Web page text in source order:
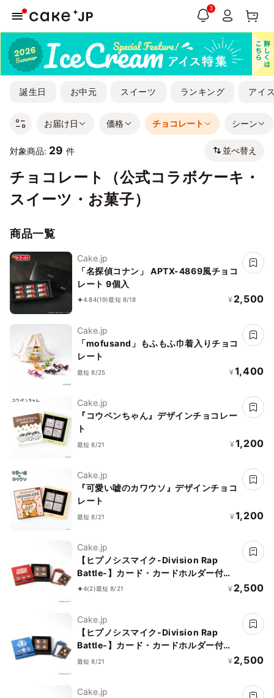
3
誕生日 お中元 スイーツ ランキング アイ
お届け日 価格 チョコレート シーン
対象商品: 29 件 並べ替え
チョコレート（公式コラボケーキ・
スイーツ・お菓子）
商品一覧
Cake.jp
「名探偵コナン」 APTX-4869風チョコ
レート 9個入
4.84(19)最短 8/18 ¥ 2,500
Cake.jp
「mofusand」もふもふ巾着入りチョコ
レート
最短 8/25 ¥ 1,400
Cake.jp
『コウペンちゃん』デザインチョコレー
ト
最短 8/21 ¥ 1,200
Cake.jp
『可愛い嘘のカワウソ』デザインチョコ
レート
最短 8/21 ¥ 1,200
Cake.jp
【ヒプノシスマイク-Division Rap
Battle-】カード・カードホルダー付き
イケブクロ・ディビジョン（Buster
4(2)最短 8/21 ¥ 2,500
Cake.jp
【ヒプノシスマイク-Division Rap
Battle-】カード・カードホルダー付き
ヨコハマ・ディビジョン（MAD
最短 8/21 ¥ 2,500
Cake.jp